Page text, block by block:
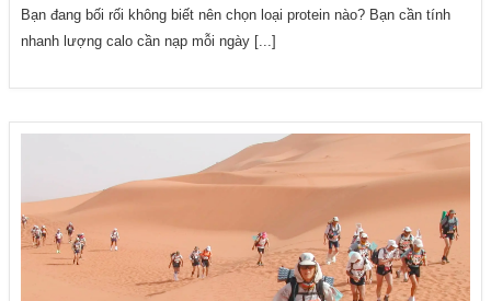
Bạn đang bối rối không biết nên chọn loại protein nào? Bạn cần tính
nhanh lượng calo cần nạp mỗi ngày [...]